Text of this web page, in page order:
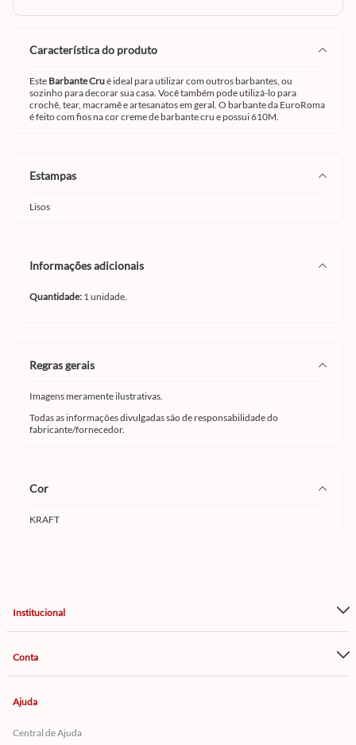
característica do produto
Este Barbante Crué ideal para utilizar com outros barbantes, ou
sozinho para decorar sua casa. Você também pode utilizá-lo para
crochê, tear, macramê e artesanatos em geral. O barbante da EuroRoma
é feito com fios na cor creme de barbante cru e possui 610M.
estampas
Lisos
informações adicionais
Quantidade: 1 unidade.
regras gerais
Imagens meramente ilustrativas.
Todas as informações divulgadas são de responsabilidade do
fabricante/fornecedor.
cor
KRAFT
Institucional
Conta
Ajuda
Central de Ajuda